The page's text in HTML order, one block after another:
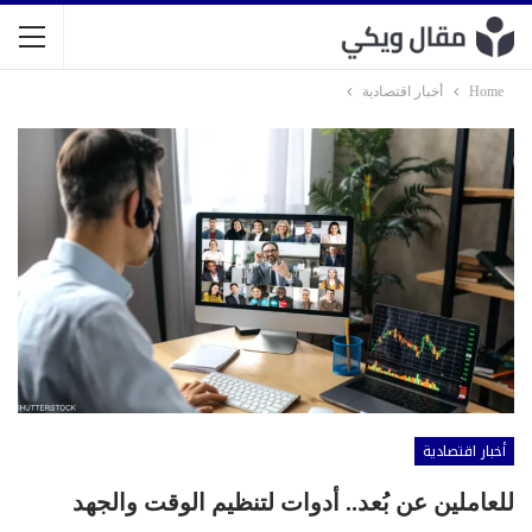
Home أخبار اقتصادية
أخبار اقتصادية
للعاملين عن بُعد.. أدوات لتنظيم الوقت والجهد